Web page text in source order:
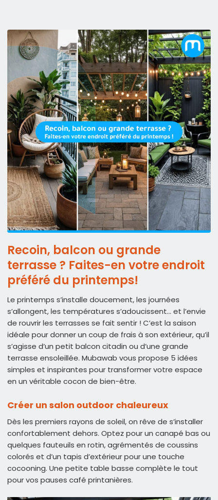
Recoin, balcon ou grande
terrasse ? Faites-en votre endroit
préféré du printemps!
Le printemps s’installe doucement, les journées
s’allongent, les températures s’adoucissent… et l’envie
de rouvrir les terrasses se fait sentir ! C’est la saison
idéale pour donner un coup de frais à son extérieur, qu’il
s’agisse d’un petit balcon citadin ou d’une grande
terrasse ensoleillée. Mubawab vous propose 5 idées
simples et inspirantes pour transformer votre espace
en un véritable cocon de bien-être.
Créer un salon outdoor chaleureux
Dès les premiers rayons de soleil, on rêve de s’installer
confortablement dehors. Optez pour un canapé bas ou
quelques fauteuils en rotin, agrémentés de coussins
colorés et d’un tapis d’extérieur pour une touche
cocooning. Une petite table basse complète le tout
pour vos pauses café printanières.